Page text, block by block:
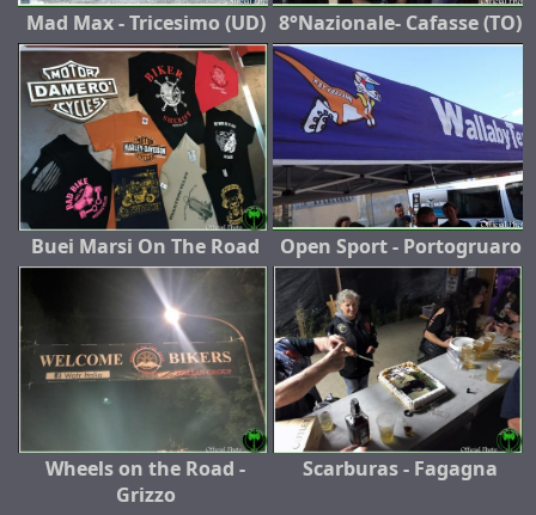
Mad Max - Tricesimo (UD) 8°Nazionale- Cafasse (TO)
Buei Marsi On The Road Open Sport - Portogruaro
Wheels on the Road -
Grizzo
Scarburas - Fagagna